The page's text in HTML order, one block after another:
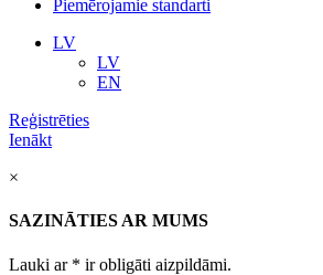
Piemērojamie standarti
LV
LV
EN
Reģistrēties
Ienākt
×
SAZINĀTIES AR MUMS
Lauki ar * ir obligāti aizpildāmi.